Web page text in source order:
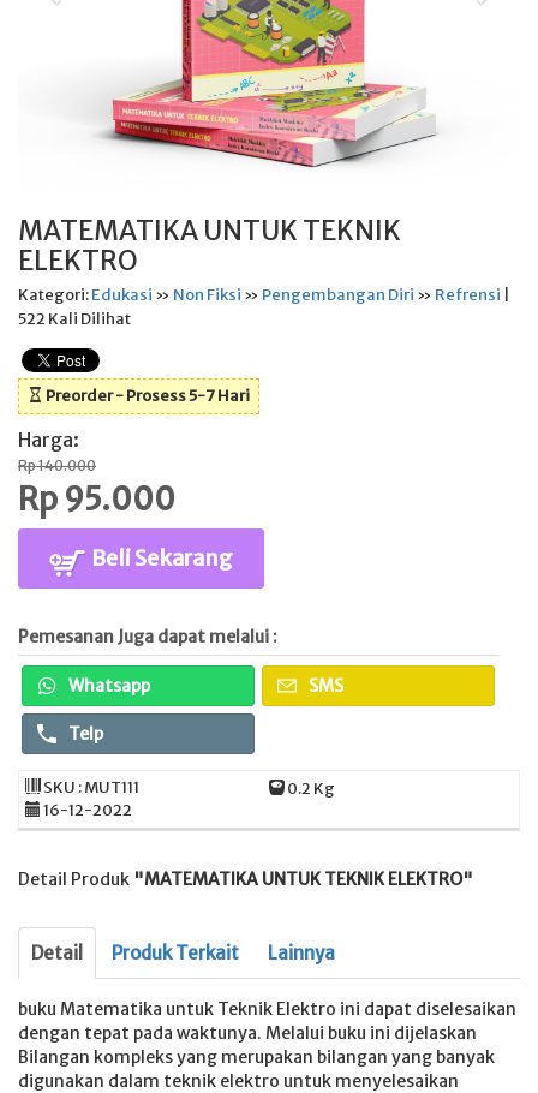
MATEMATIKA UNTUK TEKNIK
ELEKTRO
Kategori:Edukasi » Non Fiksi » Pengembangan Diri » Refrensi
522 Kali Dilihat
Preorder - Prosess 5-7 Hari
Harga:
Rp 140.000
Rp 95.000
Beli Sekarang
Pemesanan Juga dapat melalui :
Whatsapp SMS
Telp
SKU : MUT111
0.2 Kg
16-12-2022
Detail Produk "MATEMATIKA UNTUK TEKNIK ELEKTRO"
Detail Produk Terkait Lainnya
buku Matematika untuk Teknik Elektro ini dapat diselesaikan
dengan tepat pada waktunya. Melalui buku ini dijelaskan
Bilangan kompleks yang merupakan bilangan yang banyak
digunakan dalam teknik elektro untuk menyelesaikan